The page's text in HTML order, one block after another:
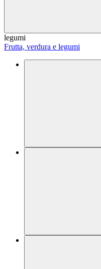
legumi
Frutta, verdura e legumi